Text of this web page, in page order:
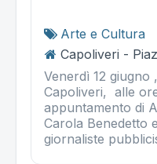
Arte e Cultura
Capoliveri -
Venerdì 12 giugno
Capoliveri, alle
appuntamento di
Carola Benedetto
giornaliste